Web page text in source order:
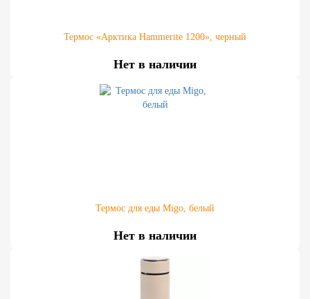
Термос «Арктика Hammerite 1200», черный
Нет в наличии
Термос для еды Migo, белый
Нет в наличии